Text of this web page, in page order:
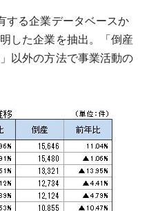
する企業データベースか
した企業を抽出。「倒産
以外の方法で事業活動の